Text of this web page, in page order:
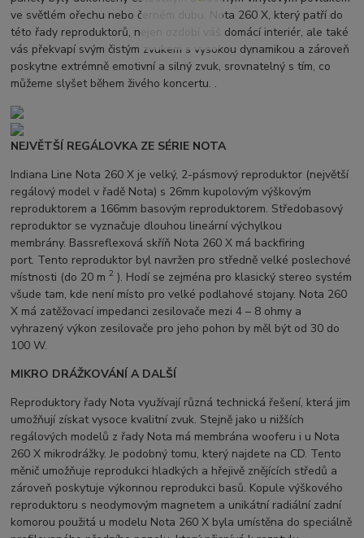
ve světlém ořechu nebo černém dubu. Nota 260 X, který patří do
této řady reproduktorů, nejen ozdobí váš domácí interiér, ale také
vás překvapí svým čistým zvukem s vysokou dynamikou a zároveň
poskytne extrémně emotivní a silný zvuk, srovnatelný s tím, co
můžeme slyšet během živého koncertu. .
NEJVĚTŠÍ REGÁLOVKA ZE SÉRIE NOTA
Indiana Line Nota 260 X je velký, 2-pásmový reproduktor (největší
regálový model v řadě Nota) s 26mm kupolovým výškovým
reproduktorem a 166mm basovým reproduktorem. Středobasový
reproduktor se vyznačuje dlouhou lineární výchylkou
membrány. Bassreflexová skříň Nota 260 X má backfiring
port. Tento reproduktor byl navržen pro středně velké poslechové
místnosti (do 20 m2 ). Hodí se zejména pro klasický stereo systém
všude tam, kde není místo pro velké podlahové stojany. Nota 260
X má zatěžovací impedanci zesilovače mezi 4 – 8 ohmy a
vyhrazený výkon zesilovače pro jeho pohon by měl být od 30 do
100 W.
MIKRO DRÁŽKOVÁNÍ A DALŠÍ
Reproduktory řady Nota využívají různá technická řešení, která jim
umožňují získat vysoce kvalitní zvuk. Stejně jako u nižších
regálových modelů z řady Nota má membrána wooferu i u Nota
260 X mikrodrážky. Je podobný tomu, který najdete na CD. Tento
měnič umožňuje reprodukci hladkých a hřejivě znějících středů a
zároveň poskytuje výkonnou reprodukci basů. Kopule výškového
reproduktoru s neodymovým magnetem a unikátní radiální zadní
komorou použitá u modelu Nota 260 X byla umístěna do speciálně